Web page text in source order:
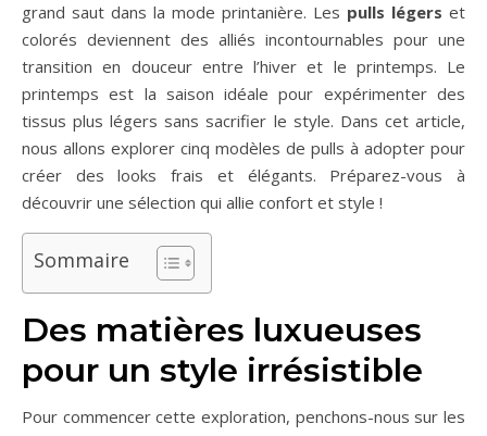
grand saut dans la mode printanière. Les pulls légers et
colorés deviennent des alliés incontournables pour une
transition en douceur entre l’hiver et le printemps. Le
printemps est la saison idéale pour expérimenter des
tissus plus légers sans sacrifier le style. Dans cet article,
nous allons explorer cinq modèles de pulls à adopter pour
créer des looks frais et élégants. Préparez-vous à
découvrir une sélection qui allie confort et style !
Sommaire
Des matières luxueuses
pour un style irrésistible
Pour commencer cette exploration, penchons-nous sur les